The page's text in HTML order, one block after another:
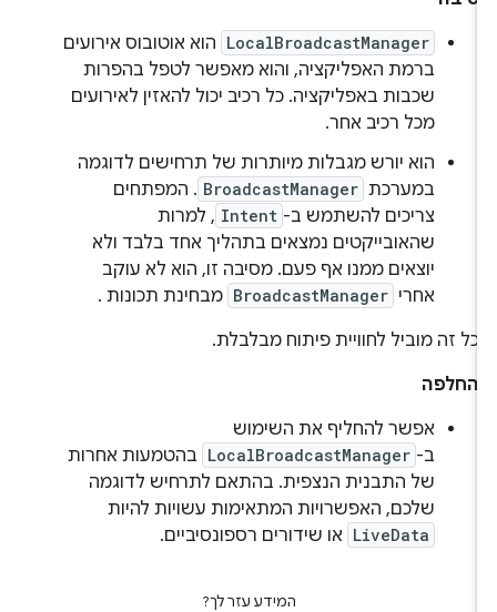
LocalBroadcastManager הוא אוטובוס אירועים
ברמת האפליקציה, והוא מאפשר לטפל בהפרות
שכבות באפליקציה. כל רכיב יכול להאזין לאירועים
מכל רכיב אחר.
הוא יורש מגבלות מיותרות של תרחישים לדוגמה
במערכת BroadcastManager . המפתחים
צריכים להשתמש ב- Intent , למרות
שהאובייקטים נמצאים בתהליך אחד בלבד ולא
יוצאים ממנו אף פעם. מסיבה זו, הוא לא עוקב
אחרי BroadcastManager מבחינת תכונות .
כל זה מוביל לחוויית פיתוח מבלבלת.
החלפה
אפשר להחליף את השימוש
ב- LocalBroadcastManager בהטמעות אחרות
של התבנית הנצפית. בהתאם לתרחיש לדוגמה
שלכם, האפשרויות המתאימות עשויות להיות
LiveData או שידורים רספונסיביים.
המידע עזר לך?